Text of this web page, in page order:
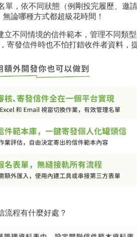
單，依不同狀態（例剛投完履歷、邀
論哪種方式都超級花時間！
立不同情境的信件範本，管理不同類
寄發信件時也不怕打錯收件者資料，
流程有什麼好處？